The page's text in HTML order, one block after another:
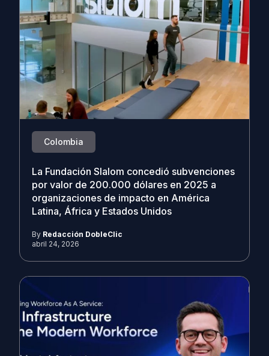
Colombia
La Fundación Slalom concedió subvenciones
por valor de 200.000 dólares en 2025 a
organizaciones de impacto en América
Latina, África y Estados Unidos
By Redacción DobleClic
abril 24, 2026